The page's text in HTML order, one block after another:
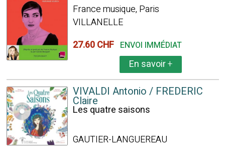
France musique, Paris
VILLANELLE
27.60 CHF ENVOI IMMÉDIAT
En savoir+
VIVALDI Antonio / FREDERIC
Claire
Les quatre saisons
GAUTIER-LANGUEREAU